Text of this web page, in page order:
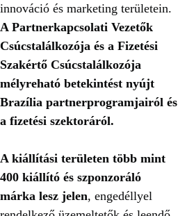
innováció és marketing területein.
A Partnerkapcsolati Vezetők
Csúcstalálkozója és a Fizetési
Szakértő Csúcstalálkozója
mélyreható betekintést nyújt
Brazília partnerprogramjairól és
a fizetési szektoráról.
A kiállítási területen több mint
400 kiállító és szponzoráló
márka lesz jelen, engedéllyel